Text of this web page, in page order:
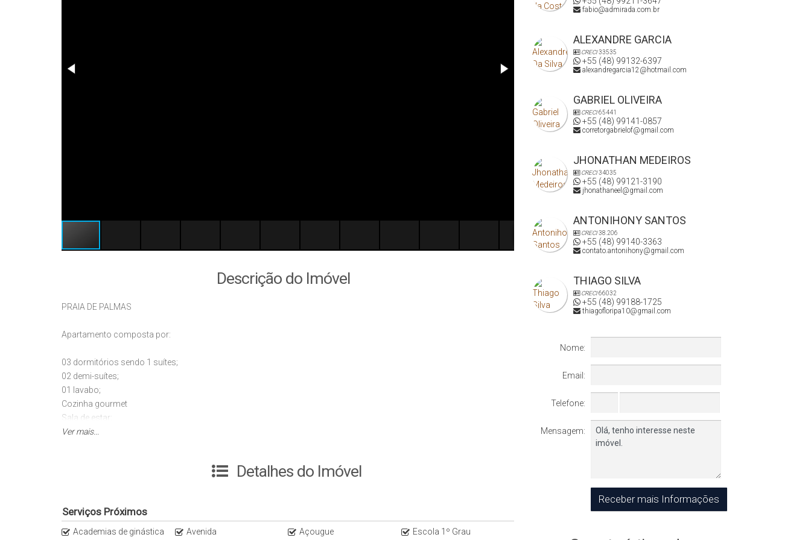
Descrição do Imóvel
PRAIA DE PALMAS
Apartamento composta por:
03 dormitórios sendo 1 suítes;
02 demi-suítes;
01 lavabo;
Cozinha gourmet
Sala de estar;
O litoral catarinense é conhecido por suas belezas naturais e paisagens espetaculares.
surpreendem turistas e moradores.
Ver mais...
Detalhes do Imóvel
Serviços Próximos
Academias de ginástica Avenida Açougue
Escola 1º Grau
fabio@admirada.com.br
ALEXANDRE GARCIA
CRECI33535
+55 (48) 99132-6397
alexandregarcia12@hotmail.com
GABRIEL OLIVEIRA
CRECI65441
+55 (48) 99141-0857
corretorgabrielof@gmail.com
JHONATHAN MEDEIROS
CRECI34035
+55 (48) 99121-3190
jhonathaneel@gmail.com
ANTONIHONY SANTOS
CRECI38.206
+55 (48) 99140-3363
contato.antonihony@gmail.com
THIAGO SILVA
CRECI66032
+55 (48) 99188-1725
thiagofloripa10@gmail.com
Nome:
Email:
Telefone:
Mensagem: